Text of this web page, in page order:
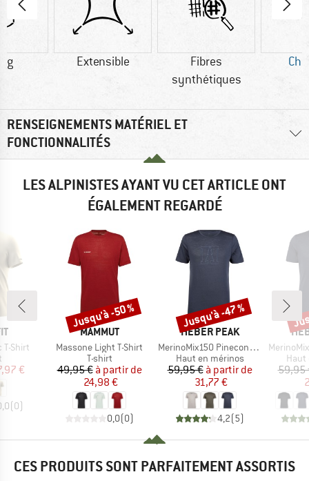
g Extensible
Fibres
synthétiques
RENSEIGNEMENTS MATÉRIEL ET
FONCTIONNALITÉS
LES ALPINISTES AYANT VU CET ARTICLE ONT
ÉGALEMENT REGARDÉ
Shirt
group
réduit
€
(0)
MARQUE
MAMMUT
Article
Massone Light T-Shirt
Product group
T-shirt
Prix
49,95 € Prix réduit
à partir de
24,98 €
0,0(0)
Remise
Jusqu'à -50 %
MARQUE
HEBER PEAK
Article
MerinoMix150 PineconeHe. Logo T-Shirt
Product group
Haut en mérinos
Prix
59,95 € Prix réduit
à partir de
31,77 €
4,2(5)
Remise
Jusqu'à -47 %
Article
MerinoMix150
Haut
59,95
CES PRODUITS SONT PARFAITEMENT ASSORTIS